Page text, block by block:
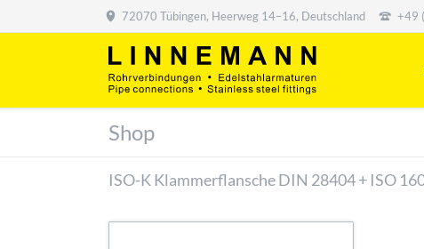
72070 Tübingen, Heerweg 14–16, Deutschland +49
Shop
ISO-K Klammerflansche DIN 28404 + ISO